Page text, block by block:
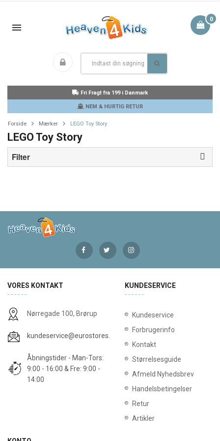
0
Fri Fragt fra 199 i Danmark
NEM & HURTIG RETUR
Forside Mærker LEGO Toy Story
LEGO Toy Story
Filter
VORES KONTAKT
Nørregade 100, Brørup
kundeservice@eurostores.dk
Åbningstider - Man-Tors:
9:00 - 16:00 & Fre: 9:00 -
14:00
KUNDESERVICE
Kundeservice
Forbrugerinfo
Kontakt
Størrelsesguide
Afmeld Nyhedsbrev
Handelsbetingelser
Retur
Artikler